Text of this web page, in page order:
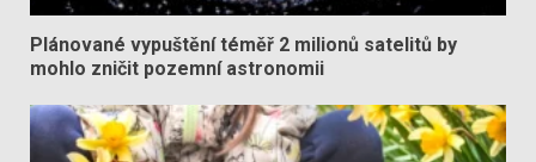
Plánované vypuštění téměř 2 milionů satelitů by
mohlo zničit pozemní astronomii